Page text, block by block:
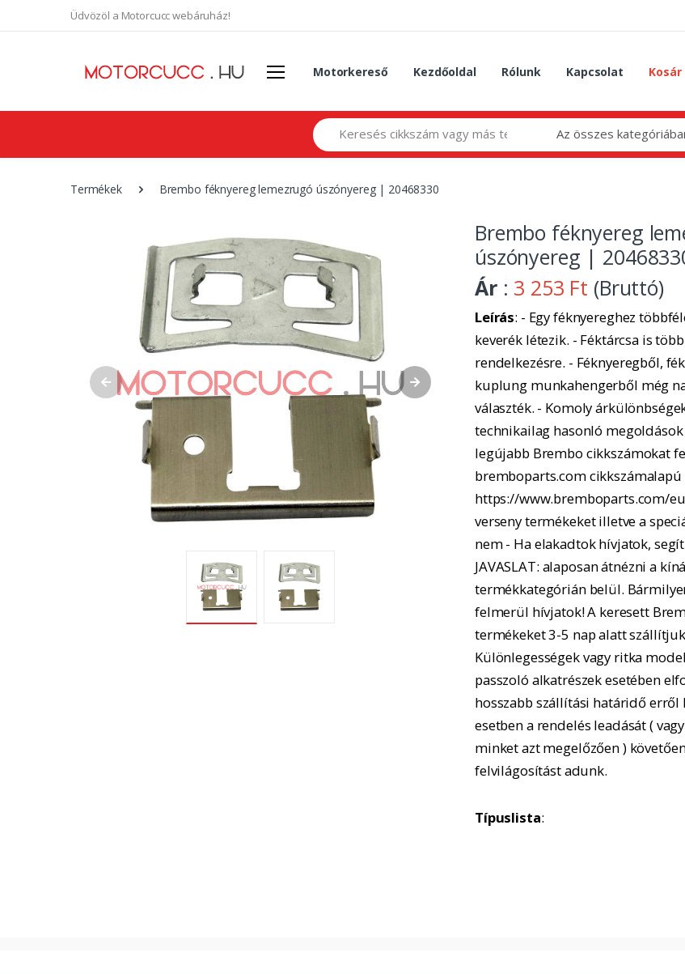
Üdvözöl a Motorcucc webáruház!
Motorkereső Kezdőoldal Rólunk Kapcsolat Kosár
Search Az összes
Termékek Brembo féknyereg lemezrugó úszónyereg | 20468330
Brembo féknyereg
úszónyereg |
Ár : 3 253 Ft (Bruttó)
Leírás: - Egy féknyereghez
keverék létezik. - Féktárcsa is
rendelkezésre. - Féknyeregből,
kuplung munkahengerből még
választék. - Komoly
technikailag hasonló
legújabb Brembo cikkszámokat
bremboparts.com cikkszámalapú
https://www.bremboparts.com/
verseny termékeket illetve a
nem - Ha elakadtok hívjatok,
JAVASLAT: alaposan átnézni a
termékkategórián belül.
felmerül hívjatok! A keresett
termékeket 3-5 nap alatt
Különlegességek vagy ritka
passzoló alkatrészek esetében
hosszabb szállítási határidő erről
esetben a rendelés leadását (
minket azt megelőzően )
felvilágosítást adunk.
Típuslista: